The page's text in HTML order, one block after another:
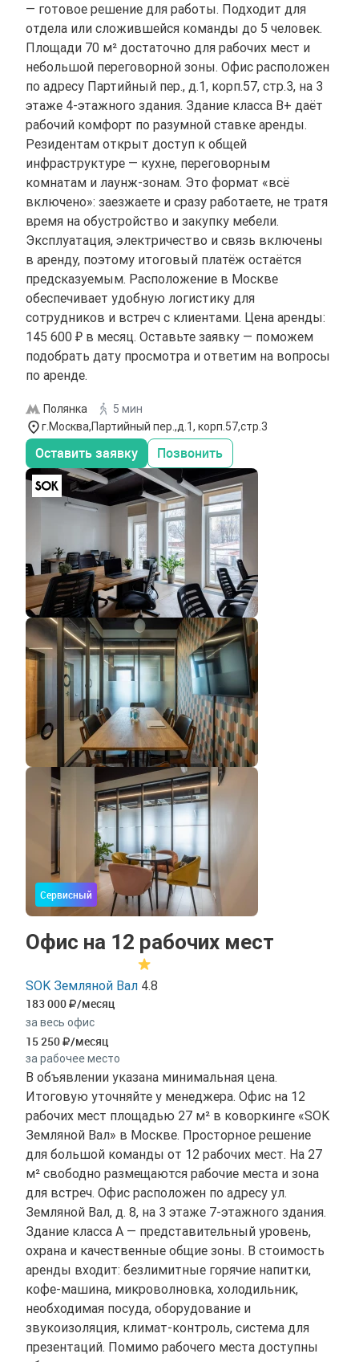
— готовое решение для работы. Подходит для
отдела или сложившейся команды до 5 человек.
Площади 70 м² достаточно для рабочих мест и
небольшой переговорной зоны. Офис расположен
по адресу Партийный пер., д.1, корп.57, стр.3, на 3
этаже 4-этажного здания. Здание класса B+ даёт
рабочий комфорт по разумной ставке аренды.
Резидентам открыт доступ к общей
инфраструктуре — кухне, переговорным
комнатам и лаунж-зонам. Это формат «всё
включено»: заезжаете и сразу работаете, не тратя
время на обустройство и закупку мебели.
Эксплуатация, электричество и связь включены
в аренду, поэтому итоговый платёж остаётся
предсказуемым. Расположение в Москве
обеспечивает удобную логистику для
сотрудников и встреч с клиентами. Цена аренды:
145 600 ₽ в месяц. Оставьте заявку — поможем
подобрать дату просмотра и ответим на вопросы
по аренде.
Полянка
5 мин
г.Москва,Партийный пер.,д.1, корп.57,стр.3
Оставить заявку Позвонить
Сервисный
Офис на 12 рабочих мест
SOK Земляной Вал 4.8
183 000 /месяц
за весь офис
15 250 /месяц
за рабочее место
В объявлении указана минимальная цена.
Итоговую уточняйте у менеджера. Офис на 12
рабочих мест площадью 27 м² в коворкинге «SOK
Земляной Вал» в Москве. Просторное решение
для большой команды от 12 рабочих мест. На 27
м² свободно размещаются рабочие места и зона
для встреч. Офис расположен по адресу ул.
Земляной Вал, д. 8, на 3 этаже 7-этажного здания.
Здание класса A — представительный уровень,
охрана и качественные общие зоны. В стоимость
аренды входит: безлимитные горячие напитки,
кофе-машина, микроволновка, холодильник,
необходимая посуда, оборудование и
звукоизоляция, климат-контроль, система для
презентаций. Помимо рабочего места доступны